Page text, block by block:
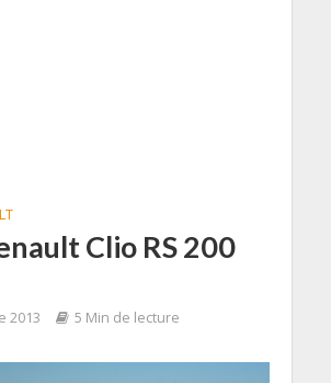
Clio RS 200
2013 5 Min de lecture